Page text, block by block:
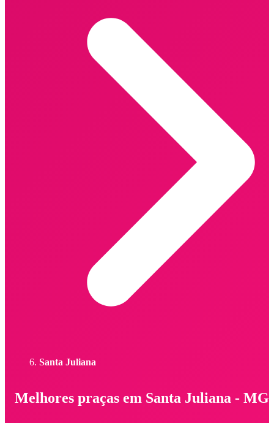
Santa Juliana
Melhores praças em Santa Juliana - MG